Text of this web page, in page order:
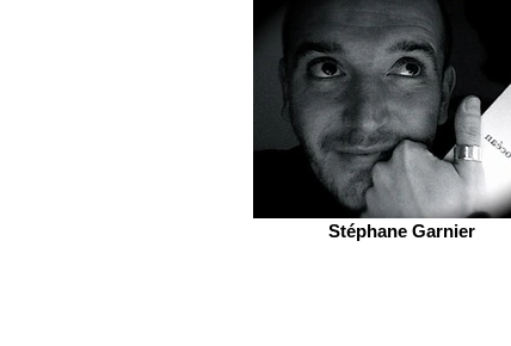
Stéphane Garnier